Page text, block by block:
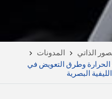
المدونات
الذاتي
وطرق التعويض في
البصرية